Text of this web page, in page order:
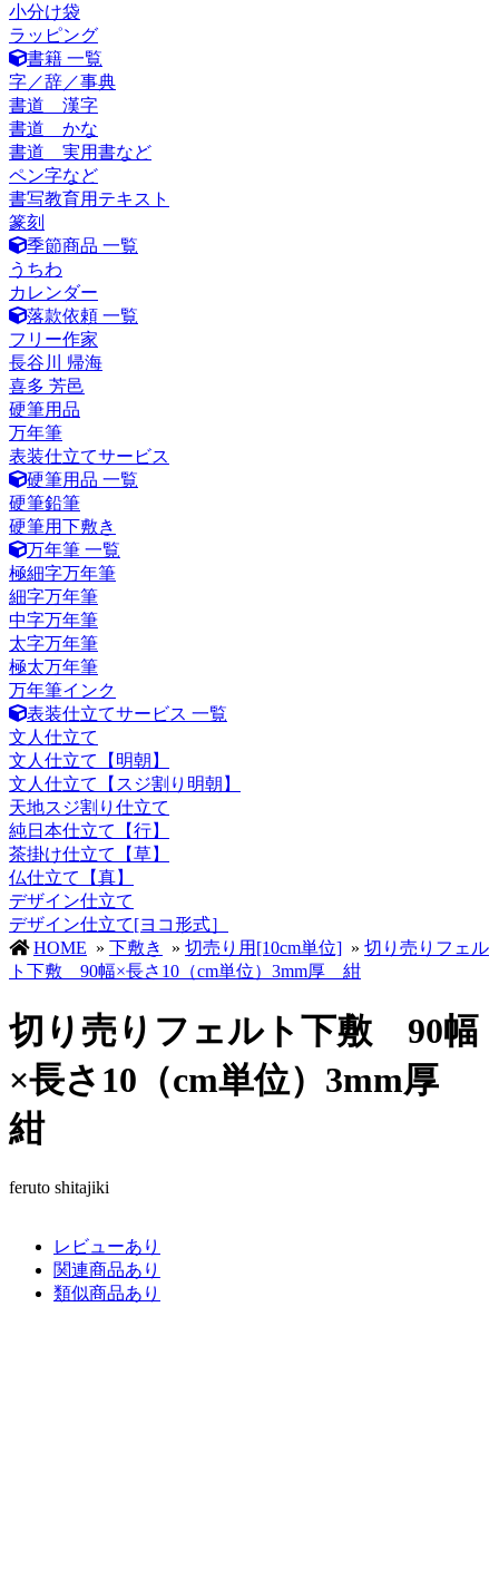
小分け袋
ラッピング
書籍 一覧
字／辞／事典
書道 漢字
書道 かな
書道 実用書など
ペン字など
書写教育用テキスト
篆刻
季節商品 一覧
うちわ
カレンダー
落款依頼 一覧
フリー作家
長谷川 帰海
喜多 芳邑
硬筆用品
万年筆
表装仕立てサービス
硬筆用品 一覧
硬筆鉛筆
硬筆用下敷き
万年筆 一覧
極細字万年筆
細字万年筆
中字万年筆
太字万年筆
極太万年筆
万年筆インク
表装仕立てサービス 一覧
文人仕立て
文人仕立て【明朝】
文人仕立て【スジ割り明朝】
天地スジ割り仕立て
純日本仕立て【行】
茶掛け仕立て【草】
仏仕立て【真】
デザイン仕立て
デザイン仕立て[ヨコ形式］
HOME » 下敷き » 切売り用[10cm単位] » 切り売りフェル
ト下敷 90幅×長さ10（cm単位）3mm厚 紺
切り売りフェルト下敷 90幅
×長さ10（cm単位）3mm厚
紺
feruto shitajiki
レビューあり
関連商品あり
類似商品あり